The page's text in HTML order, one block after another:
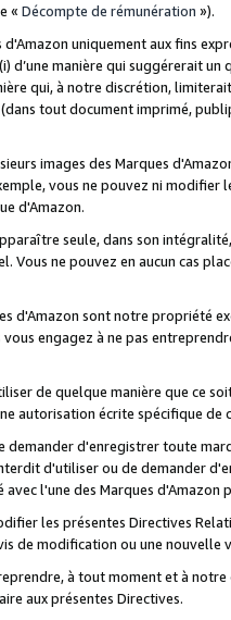
« Décompte de rémunération »).
uniquement aux fins
d’une manière qui suggérerait
qui, à notre discrétion,
tout document imprimé,
images des Marques
vous ne pouvez ni
d'Amazon.
seule, dans son
Vous ne pouvez en aucun cas
d'Amazon sont notre propriété
vous engagez à ne pas
de quelque manière que ce
autorisation écrite spécifique de
d'enregistrer toute
d'utiliser ou de demander
l'une des Marques
les présentes Directives
de modification ou une nouvelle
à tout moment et à
aux présentes Directives.